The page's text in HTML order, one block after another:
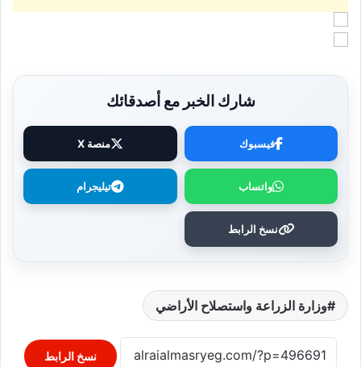
شارك الخبر مع أصدقائك
فيسبوك منصة X
واتساب تيليجرام
نسخ الرابط
وزارة الزراعة واستصلاح الأراضي
نسخ الرابط